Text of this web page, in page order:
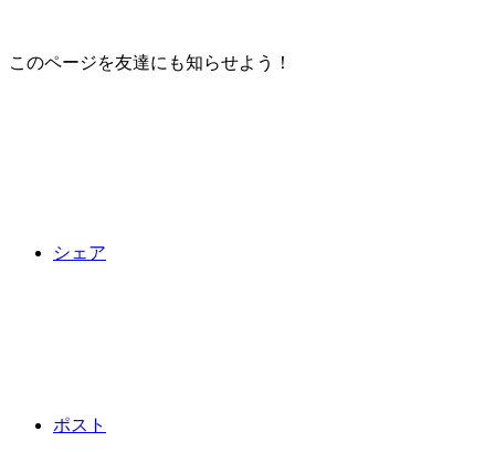
このページを友達にも知らせよう！
シェア
ポスト